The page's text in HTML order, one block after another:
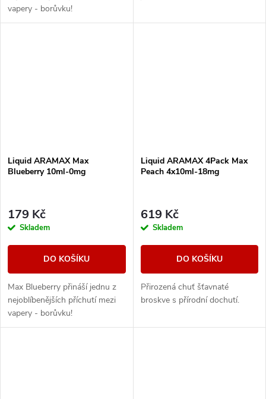
vapery - borůvku!
Liquid ARAMAX Max
Blueberry 10ml-0mg
179 Kč
Skladem
DO KOŠÍKU
Max Blueberry přináší jednu z
nejoblíbenějších příchutí mezi
vapery - borůvku!
Liquid ARAMAX 4Pack Max
Peach 4x10ml-18mg
619 Kč
Skladem
DO KOŠÍKU
Přirozená chuť šťavnaté
broskve s přírodní dochutí.